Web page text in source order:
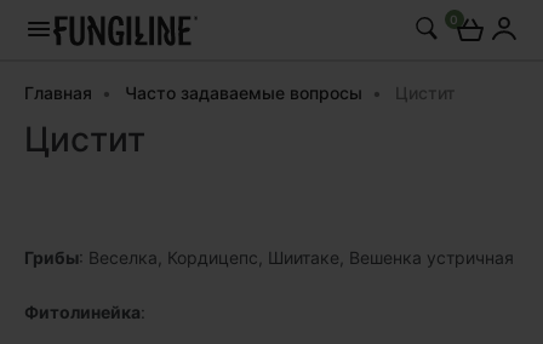
0
Главная Часто задаваемые вопросы Цистит
Цистит
Грибы: Веселка, Кордицепс, Шиитаке, Вешенка устричная
Фитолинейка: